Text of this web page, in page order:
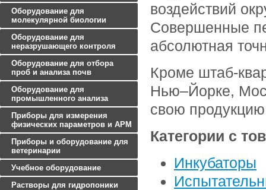
воздействий
Совершенные
абсолютная
Кроме штаб-
Нью–Йорке,
свою
Категории с
Инкубаторы
Оборудование для
молекулярной биологии
Оборудование для
неразрушающего контроля
Оборудование для отбора
проб и анализа почв
Оборудование для
промышленного анализа
Приборы для измерения
физических параметров и АРМ
Приборы и оборудование для
ветеринарии
Учебное оборудование
Растворы для гидропоники